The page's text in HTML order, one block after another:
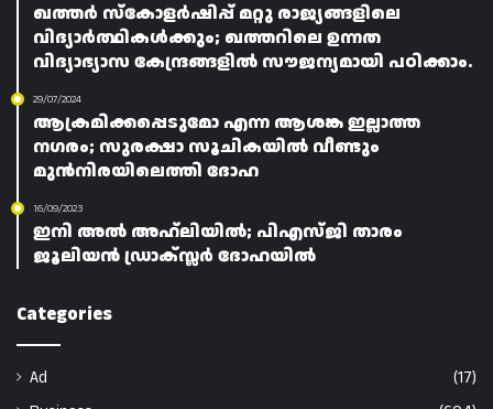
ഖത്തർ സ്‌കോളർഷിപ്പ് മറ്റു രാജ്യങ്ങളിലെ
വിദ്യാർത്ഥികൾക്കും; ഖത്തറിലെ ഉന്നത
വിദ്യാഭ്യാസ കേന്ദ്രങ്ങളിൽ സൗജന്യമായി പഠിക്കാം.
29/07/2024
ആക്രമിക്കപ്പെടുമോ എന്ന ആശങ്ക ഇല്ലാത്ത
നഗരം; സുരക്ഷാ സൂചികയിൽ വീണ്ടും
മുൻനിരയിലെത്തി ദോഹ
16/09/2023
ഇനി അൽ അഹ്‌ലിയിൽ; പിഎസ്ജി താരം
ജൂലിയൻ ഡ്രാക്‌സ്ലർ ദോഹയിൽ
Categories
Ad
(17)